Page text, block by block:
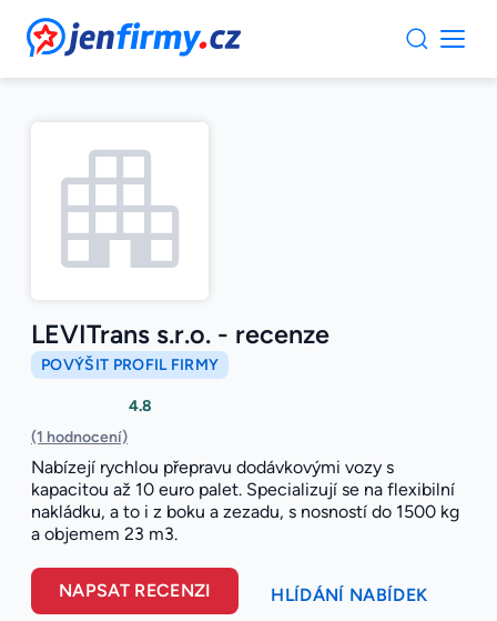
JenFirmy.cz
LEVITrans s.r.o. - recenze
POVÝŠIT PROFIL FIRMY
4.8
(1 hodnocení)
Nabízejí rychlou přepravu dodávkovými vozy s
kapacitou až 10 euro palet. Specializují se na flexibilní
nakládku, a to i z boku a zezadu, s nosností do 1500 kg
a objemem 23 m3.
NAPSAT RECENZI HLÍDÁNÍ NABÍDEK